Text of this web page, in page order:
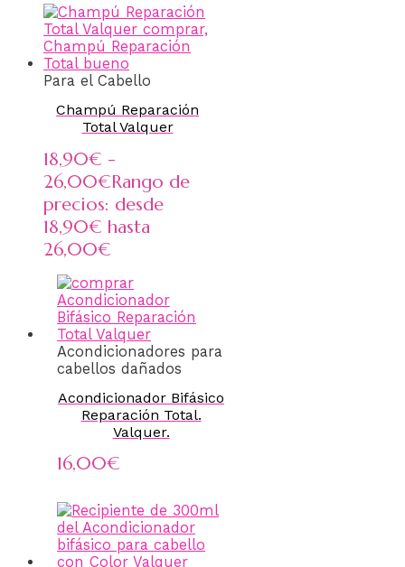
Para el Cabello
Champú Reparación
Total Valquer
18,90€ -
26,00€Rango de
precios: desde
18,90€ hasta
26,00€
Acondicionadores para
cabellos dañados
Acondicionador Bifásico
Reparación Total.
Valquer.
16,00€